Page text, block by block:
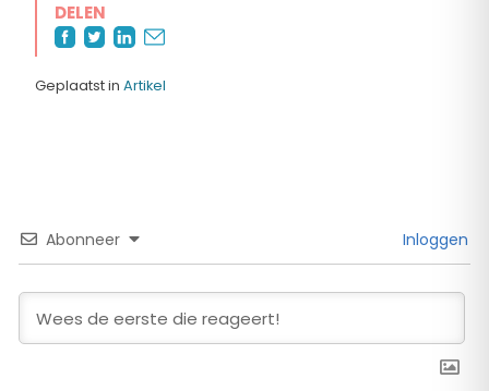
DELEN
Geplaatst in Artikel
Abonneer Inloggen